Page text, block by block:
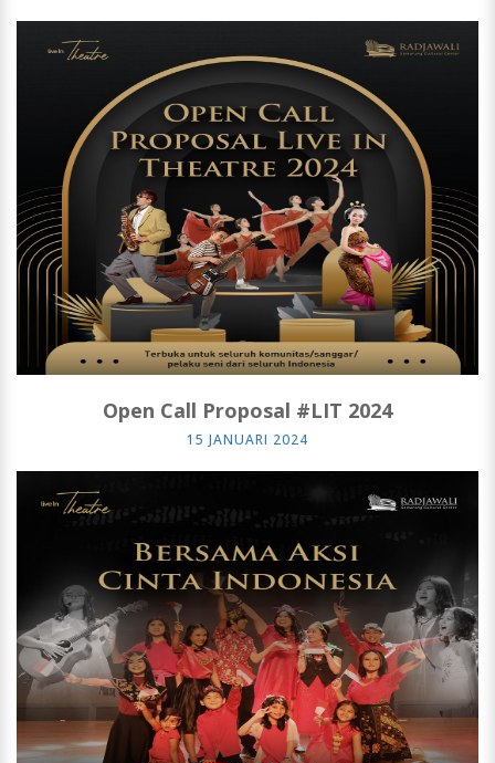
Open Call Proposal #LIT 2024
15 JANUARI 2024